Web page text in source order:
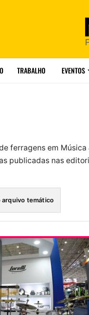
TRABALHO EVENTOS
ferragens em
publicadas nas
arquivo temático